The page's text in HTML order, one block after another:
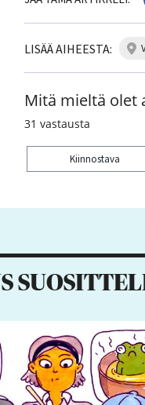
LISÄÄ AIHEESTA:
Mitä mieltä olet
31 vastausta
Kiinnostava